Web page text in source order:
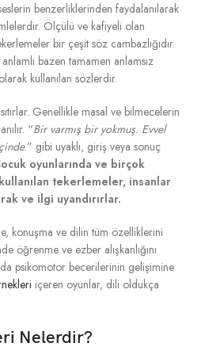
benzerliklerinden faydalanılarak
Ölçülü ve kafiyeli olan
bir çeşit söz cambazlığıdır.
bazen tamamen anlamsız
kullanılan sözlerdir.
Genellikle masal ve bilmecelerin
“Bir varmış bir yokmuş. Evvel
.” gibi uyaklı, giriş veya sonuç
oyunlarında ve birçok
tekerlemeler, insanlar
ve ilgi uyandırırlar.
konuşma ve dilin tüm özelliklerini
öğrenme ve ezber alışkanlığını
psikomotor becerilerinin gelişimine
içeren oyunlar, dili oldukça
Nelerdir?